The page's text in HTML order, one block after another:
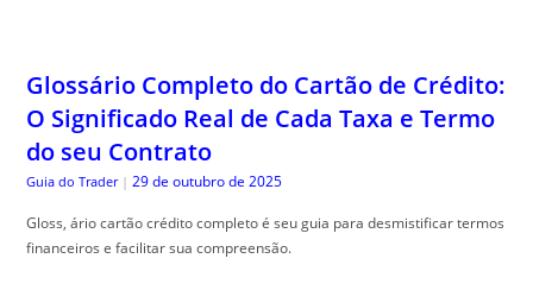
Glossário Completo do Cartão de Crédito:
O Significado Real de Cada Taxa e Termo
do seu Contrato
Guia do Trader | 29 de outubro de 2025
Gloss, ário cartão crédito completo é seu guia para desmistificar termos
financeiros e facilitar sua compreensão.